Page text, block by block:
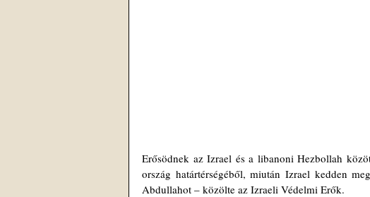
Erősödnek az Izrael és a libanoni Hezbollah
ország határtérségéből, miután Izrael kedden
Abdullahot – közölte az Izraeli Védelmi Erők.